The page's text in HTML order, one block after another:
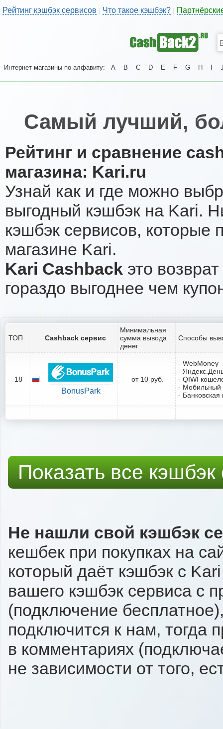
Рейтинг кэшбэк сервисов | Что такое кэшбэк?
Интернет магазины по алфавиту: A B C D E F G H
Самый лучший,
Рейтинг и сравнение
магазина: Kari.ru
Узнай как и где можно
выгодный кэшбэк на Kari.
кэшбэк сервисов, которые
магазине Kari.
Kari Cashback это
гораздо выгоднее чем
ТОП Cashback сервис
Минимальная
сумма вывода
денег
Способы
18
BonusPark
от 10 руб.
- WebMoney
-
- QIWI
- Мобильный
- Банковская
Показать все
Не нашли свой кэшбэк
кешбек при покупках на
который даёт кэшбэк с
вашего кэшбэк сервиса с
(подключение
подключится к нам, тогда
в комментариях
не зависимости от того,